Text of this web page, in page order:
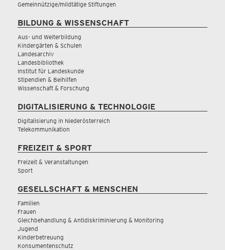
Gemeinnützige/mildtätige Stiftungen
BILDUNG & WISSENSCHAFT
Aus- und Weiterbildung
Kindergärten & Schulen
Landesarchiv
Landesbibliothek
Institut für Landeskunde
Stipendien & Beihilfen
Wissenschaft & Forschung
DIGITALISIERUNG & TECHNOLOGIE
Digitalisierung in Niederösterreich
Telekommunikation
FREIZEIT & SPORT
Freizeit & Veranstaltungen
Sport
GESELLSCHAFT & MENSCHEN
Familien
Frauen
Gleichbehandlung & Antidiskriminierung & Monitoring
Jugend
Kinderbetreuung
Konsumentenschutz